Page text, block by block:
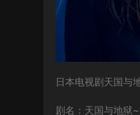
日本电视剧天国与
剧名：天国与地狱